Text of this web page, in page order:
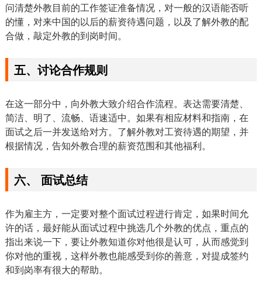
问清楚外教目前的工作签证准备情况，对一般的汉语能否听
的懂，对来中国的以后的薪资待遇问题，以及了解外教的配
合做，敲定外教的到岗时间。
五、讨论合作规则
在这一部分中，向外教大致介绍合作流程。表达需要清楚、
简洁、明了、流畅、语速适中。如果有相应材料和指南，在
面试之后一并发送给对方。了解外教对工资待遇的期望，并
根据情况，告知外教合理的薪资范围和其他福利。
六、 面试总结
作为雇主方，一定要对整个面试过程进行肯定，如果时间允
许的话，最好能从面试过程中挑选几个外教的优点，重点的
指出来说一下，要让外教知道你对他很是认可，从而感觉到
你对他的重视，这样外教也能感受到你的善意，对提成签约
和到岗率有很大的帮助。